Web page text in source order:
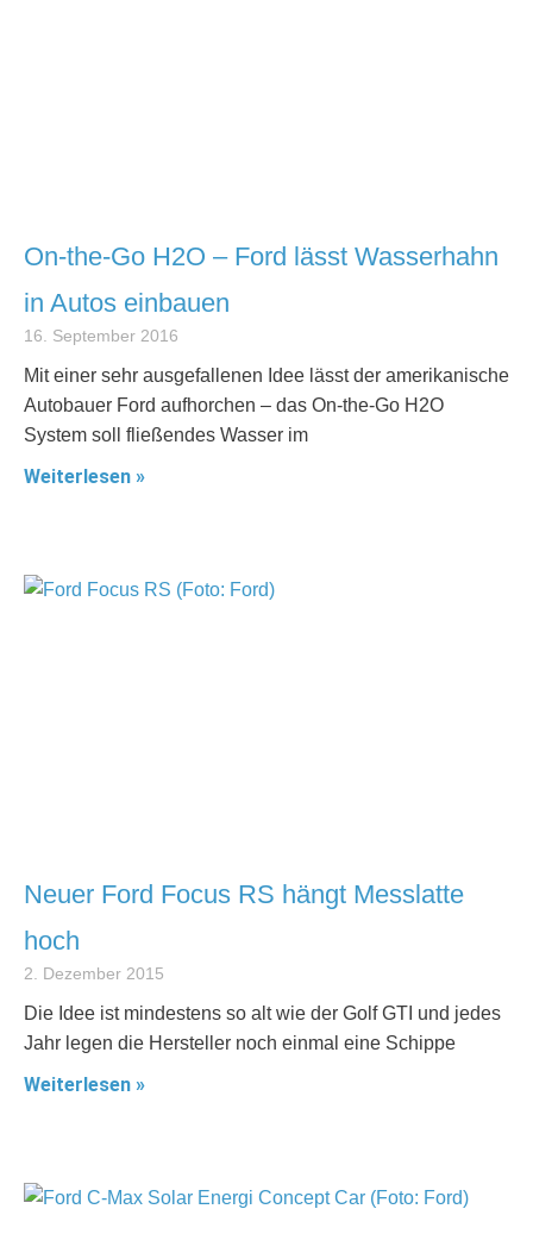
On-the-Go H2O – Ford lässt Wasserhahn
in Autos einbauen
16. September 2016
Mit einer sehr ausgefallenen Idee lässt der amerikanische
Autobauer Ford aufhorchen – das On-the-Go H2O
System soll fließendes Wasser im
Weiterlesen »
Neuer Ford Focus RS hängt Messlatte
hoch
2. Dezember 2015
Die Idee ist mindestens so alt wie der Golf GTI und jedes
Jahr legen die Hersteller noch einmal eine Schippe
Weiterlesen »